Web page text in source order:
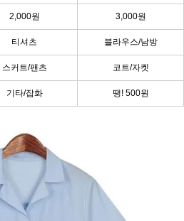
2,000원 3,000원
티셔츠 블라우스/남방
스커트/팬츠 코트/자켓
기타/잡화 땡! 500원